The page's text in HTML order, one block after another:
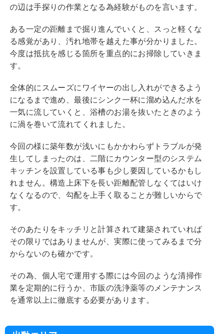
の辺は手探りの作業となる為経験がものを言います。
ある一定の距離まで掘り進んでいくと、スっと軽くな
る感覚があり、汚れ地帯を越えた事が分かりました。
今度は抵抗を感じる箇所を重点的にお掃除していきま
す。
全体的にスムーズにワイヤーの出し入れができるよう
になるまで進め、最後にシンク一杯に溜め込んだ水を
一気に流していくと、浴槽のお湯を抜いたときのよう
に渦を巻いて流れてくれました。
今回の様に築年数が浅いにもかかわらずトラブルが発
生してしまったのは、二階にカウンター型のシステム
キッチンを設置している事も少し要因しているかもし
れません。構造上床下を長い距離配管しなくてはいけ
なくなるので、勾配を上手く取ることが難しいからで
す。
そのあたりをキッチリと計算されて建築されていれば
その限りではありませんが、実際に使ってみるまで分
からないのも確かです。
その為、個人宅で運用する際には今回のような清掃作
業を定期的に行うか、市販の洗浄薬等のメンテナンス
を通常以上に徹底する必要があります。